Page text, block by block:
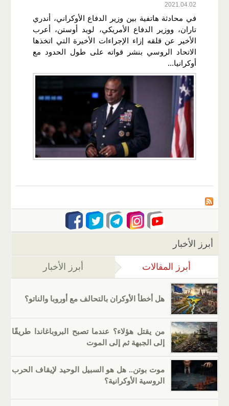
2021.04.02
في محادثة هاتفية بين وزير الدفاع الأوكراني، أندري
تاران، ووزير الدفاع الأمريكي، لويد أوستن، أعرب
الأخير عن قلقه إزاء الإجراءات الأخيرة التي اتخذها
الاتحاد الروسي بنشر قواته على طول الحدود مع
أوكرانيا...
أبرز الأخبار
أبرز المقالات (علامة التبويب النشطة)
أبرز الأخبار
هل أخطأ الأوكران بالتحالف مع أوروبا والناتو؟
من يقتل هؤلاء؟ عندما تصبح البروباغاندا طريقًا
إلى الجبهة ثم إلى الموت
موت بوتن.. هل هو السبيل الوحيد لإيقاف الحرب
الروسية الأوكرانية؟